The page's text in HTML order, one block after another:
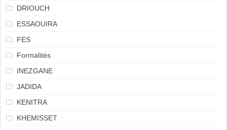
DRIOUCH
ESSAOUIRA
FES
Formalités
INEZGANE
JADIDA
KENITRA
KHEMISSET